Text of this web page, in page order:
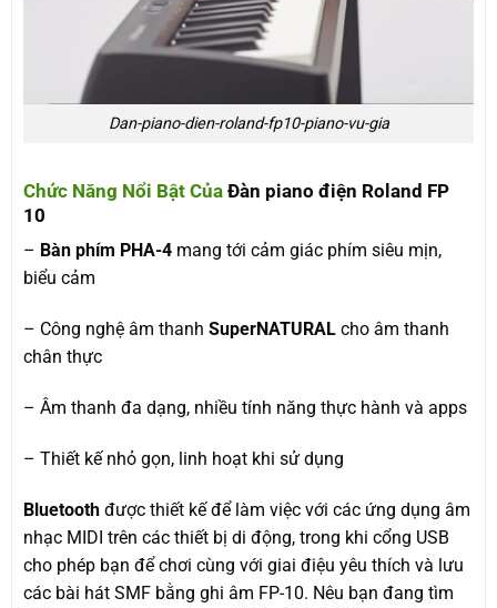
Dan-piano-dien-roland-fp10-piano-vu-gia
Chức Năng Nổi Bật Của Đàn piano điện Roland FP
10
– Bàn phím PHA-4mang tới cảm giác phím siêu mịn,
biểu cảm
– Công nghệ âm thanh SuperNATURALcho âm thanh
chân thực
– Âm thanh đa dạng, nhiều tính năng thực hành và apps
– Thiết kế nhỏ gọn, linh hoạt khi sử dụng
Bluetoothđược thiết kế để làm việc với các ứng dụng âm
nhạc MIDI trên các thiết bị di động, trong khi cổng USB
cho phép bạn để chơi cùng với giai điệu yêu thích và lưu
các bài hát SMF bằng ghi âm FP-10. Nêu bạn đang tìm